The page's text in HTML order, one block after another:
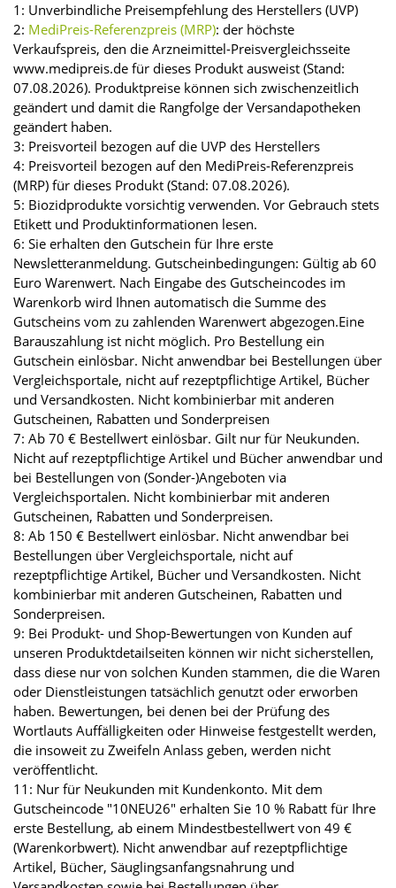
1: Unverbindliche Preisempfehlung des Herstellers (UVP)
2: MediPreis-Referenzpreis (MRP): der höchste
Verkaufspreis, den die Arzneimittel-Preisvergleichsseite
www.medipreis.de für dieses Produkt ausweist (Stand:
07.08.2026). Produktpreise können sich zwischenzeitlich
geändert und damit die Rangfolge der Versandapotheken
geändert haben.
3: Preisvorteil bezogen auf die UVP des Herstellers
4: Preisvorteil bezogen auf den MediPreis-Referenzpreis
(MRP) für dieses Produkt (Stand: 07.08.2026).
5: Biozidprodukte vorsichtig verwenden. Vor Gebrauch stets
Etikett und Produktinformationen lesen.
6: Sie erhalten den Gutschein für Ihre erste
Newsletteranmeldung. Gutscheinbedingungen: Gültig ab 60
Euro Warenwert. Nach Eingabe des Gutscheincodes im
Warenkorb wird Ihnen automatisch die Summe des
Gutscheins vom zu zahlenden Warenwert abgezogen.Eine
Barauszahlung ist nicht möglich. Pro Bestellung ein
Gutschein einlösbar. Nicht anwendbar bei Bestellungen über
Vergleichsportale, nicht auf rezeptpflichtige Artikel, Bücher
und Versandkosten. Nicht kombinierbar mit anderen
Gutscheinen, Rabatten und Sonderpreisen
7: Ab 70 € Bestellwert einlösbar. Gilt nur für Neukunden.
Nicht auf rezeptpflichtige Artikel und Bücher anwendbar und
bei Bestellungen von (Sonder-)Angeboten via
Vergleichsportalen. Nicht kombinierbar mit anderen
Gutscheinen, Rabatten und Sonderpreisen.
8: Ab 150 € Bestellwert einlösbar. Nicht anwendbar bei
Bestellungen über Vergleichsportale, nicht auf
rezeptpflichtige Artikel, Bücher und Versandkosten. Nicht
kombinierbar mit anderen Gutscheinen, Rabatten und
Sonderpreisen.
9: Bei Produkt- und Shop-Bewertungen von Kunden auf
unseren Produktdetailseiten können wir nicht sicherstellen,
dass diese nur von solchen Kunden stammen, die die Waren
oder Dienstleistungen tatsächlich genutzt oder erworben
haben. Bewertungen, bei denen bei der Prüfung des
Wortlauts Auffälligkeiten oder Hinweise festgestellt werden,
die insoweit zu Zweifeln Anlass geben, werden nicht
veröffentlicht.
11: Nur für Neukunden mit Kundenkonto. Mit dem
Gutscheincode "10NEU26" erhalten Sie 10 % Rabatt für Ihre
erste Bestellung, ab einem Mindestbestellwert von 49 €
(Warenkorbwert). Nicht anwendbar auf rezeptpflichtige
Artikel, Bücher, Säuglingsanfangsnahrung und